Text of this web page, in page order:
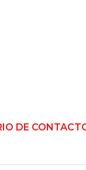
DE